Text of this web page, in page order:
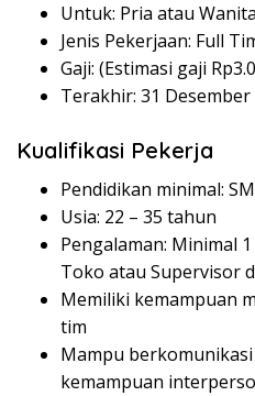
Untuk: Pria atau Wanita
Jenis Pekerjaan: Full
Gaji: (Estimasi gaji Rp
Terakhir: 31 Desember
Kualifikasi Pekerja
Pendidikan minimal:
Usia: 22 – 35 tahun
Pengalaman: Minimal
Toko atau Supervisor
Memiliki kemampuan
tim
Mampu
kemampuan